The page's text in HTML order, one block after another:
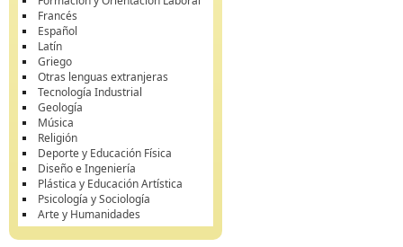
Francés
Español
Latín
Griego
Otras lenguas extranjeras
Tecnología Industrial
Geología
Música
Religión
Deporte y Educación Física
Diseño e Ingeniería
Plástica y Educación Artística
Psicología y Sociología
Arte y Humanidades